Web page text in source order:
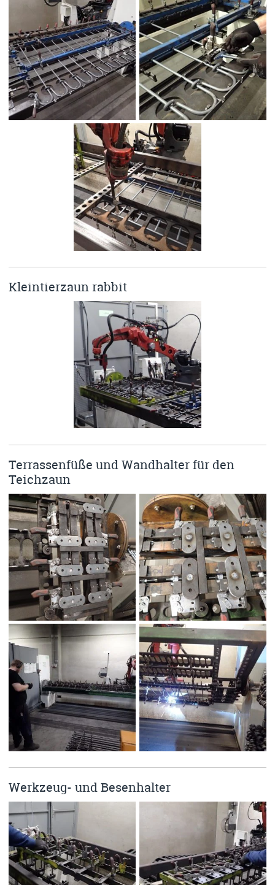
Kleintierzaun rabbit
Terrassenfüße und Wandhalter für den
Teichzaun
Werkzeug- und Besenhalter